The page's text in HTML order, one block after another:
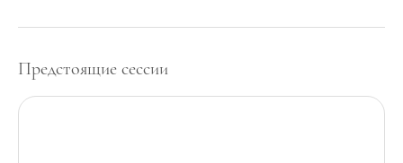
Предстоящие сессии